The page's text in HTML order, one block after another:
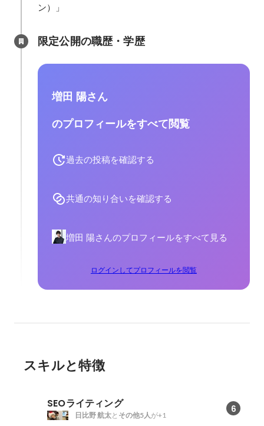
ン）」
限定公開の職歴・学歴
増田 陽さん
のプロフィールをすべて閲覧
過去の投稿を確認する
共通の知り合いを確認する
増田 陽さんのプロフィールをすべて見る
ログインしてプロフィールを閲覧
スキルと特徴
SEOライティング 6
日比野 航太と その他5人が+1